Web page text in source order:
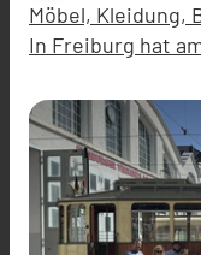
Möbel, Kleidung,
In Freiburg hat